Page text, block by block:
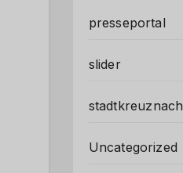
presseportal
slider
stadtkreuznach
Uncategorized